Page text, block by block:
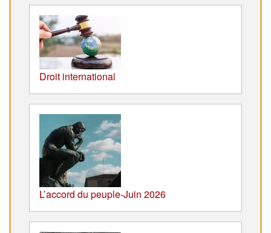
Droit international
L’accord du peuple-Juin 2026